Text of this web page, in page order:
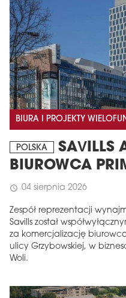
BIURA I PROJEKTY
POLSKA
SAVILLS
BIUROWCA
schedule 04 sierpnia 2026
Zespół reprezentacji
Savills został
za komercjalizację
ulicy Grzybowskiej, w
Woli.